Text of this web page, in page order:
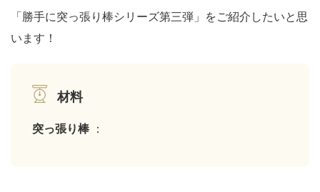
「勝手に突っ張り棒シリーズ第三弾」をご紹介したいと思
います！
材料
突っ張り棒 ：